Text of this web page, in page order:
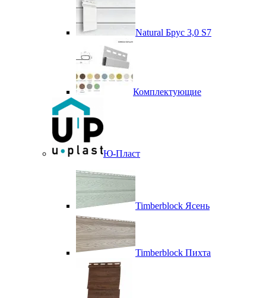
Natural Брус 3,0 S7
Комплектующие
Ю-Пласт
Timberblock Ясень
Timberblock Пихта